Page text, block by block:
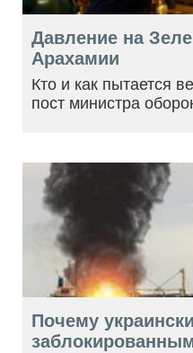
Давление на
Арахамии
Кто и как пытается
пост министра
Почему